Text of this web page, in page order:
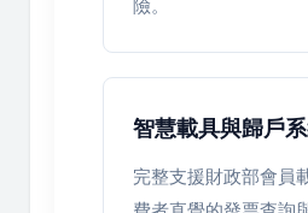
險。
智慧載具與歸戶
完整支援財政部會員